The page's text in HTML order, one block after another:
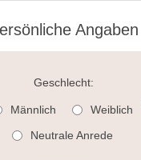
Angaben
Geschlecht:
Männlich
Weiblich
Neutrale Anrede